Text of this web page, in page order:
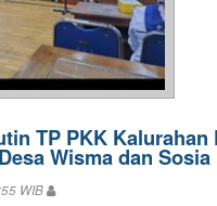
TP PKK
Wisma dan Sosia
WIB